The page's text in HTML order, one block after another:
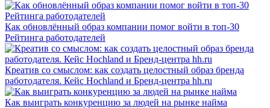
Как обновлённый образ компании помог войти в топ-30
Рейтинга работодателей
Креатив со смыслом: как создать целостный образ бренда
работодателя. Кейс Hochland и Бренд-центра hh.ru
Как выиграть конкуренцию за людей на рынке найма